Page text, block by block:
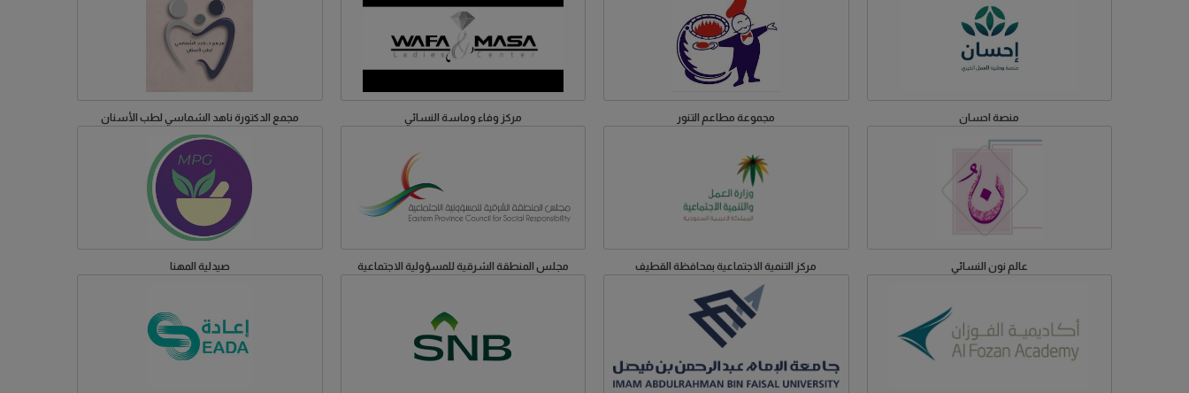
منصة احسان مجموعة مطاعم التنور مركز وفاء وماسة النسائي مجمع الدكتورة ناهد الشماسي لطب الأسنان
عالم نون النسائي مركز التنمية الاجتماعية بمحافظة القطيف مجلس المنطقة الشرقية للمسؤولية الاجتماعية صيدلية المهنا